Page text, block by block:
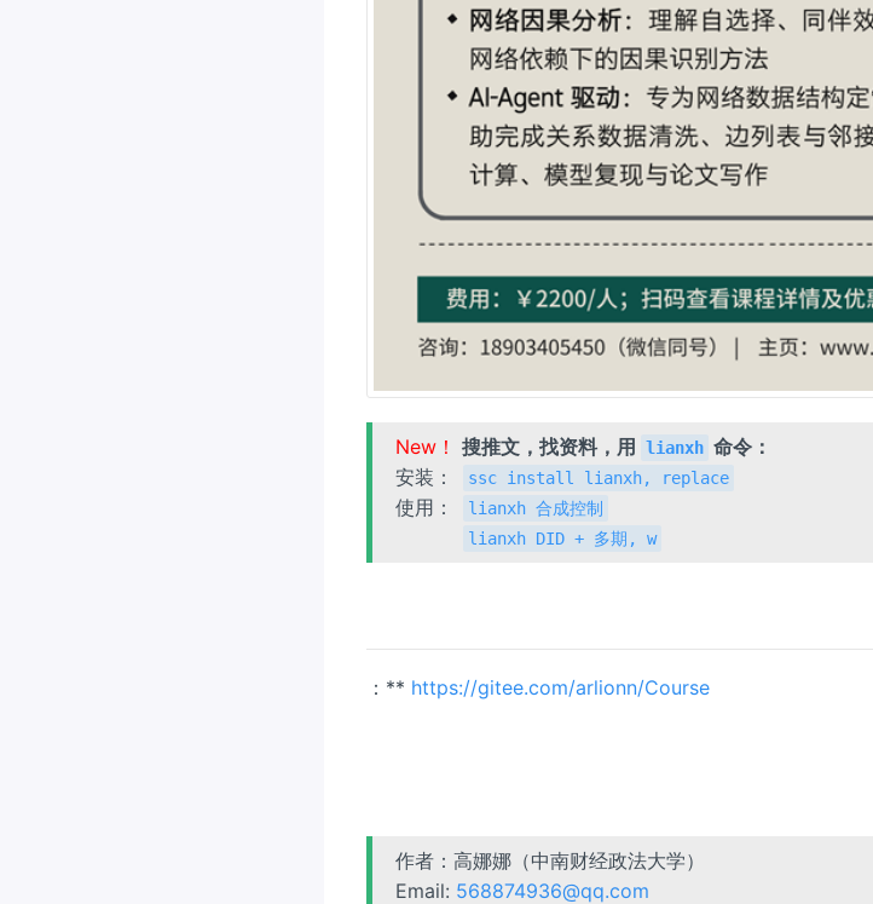
New！ 搜推文，找资料，用 lianxh 命令：
安装：
ssc install lianxh, replace
使用：
lianxh 合成控制
lianxh DID + 多期, w
：** https://gitee.com/arlionn/Course
作者：高娜娜（中南财经政法大学）
Email: 568874936@qq.com